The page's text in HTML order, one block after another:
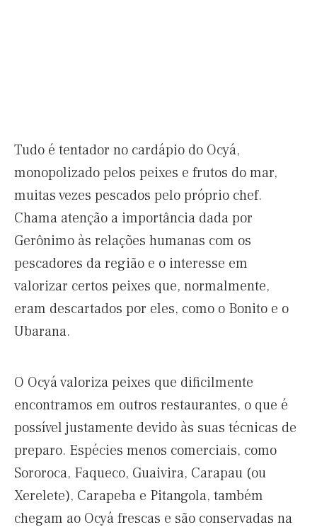
Tudo é tentador no cardápio do Ocyá,
monopolizado pelos peixes e frutos do mar,
muitas vezes pescados pelo próprio chef.
Chama atenção a importância dada por
Gerônimo às relações humanas com os
pescadores da região e o interesse em
valorizar certos peixes que, normalmente,
eram descartados por eles, como o Bonito e o
Ubarana.
O Ocyá valoriza peixes que dificilmente
encontramos em outros restaurantes, o que é
possível justamente devido às suas técnicas de
preparo. Espécies menos comerciais, como
Sororoca, Faqueco, Guaivira, Carapau (ou
Xerelete), Carapeba e Pitangola, também
chegam ao Ocyá frescas e são conservadas na